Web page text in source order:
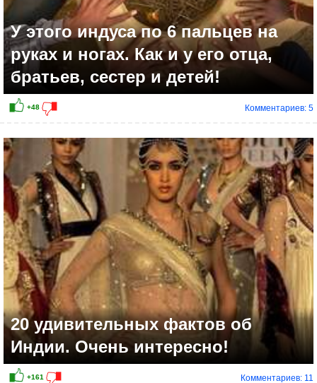
-28
У этого индуса по 6 пальцев на
руках и ногах. Как и у его отца,
братьев, сестер и детей!
Комментариев: 5
20 удивительных фактов об
Индии. Очень интересно!
Комментариев: 11